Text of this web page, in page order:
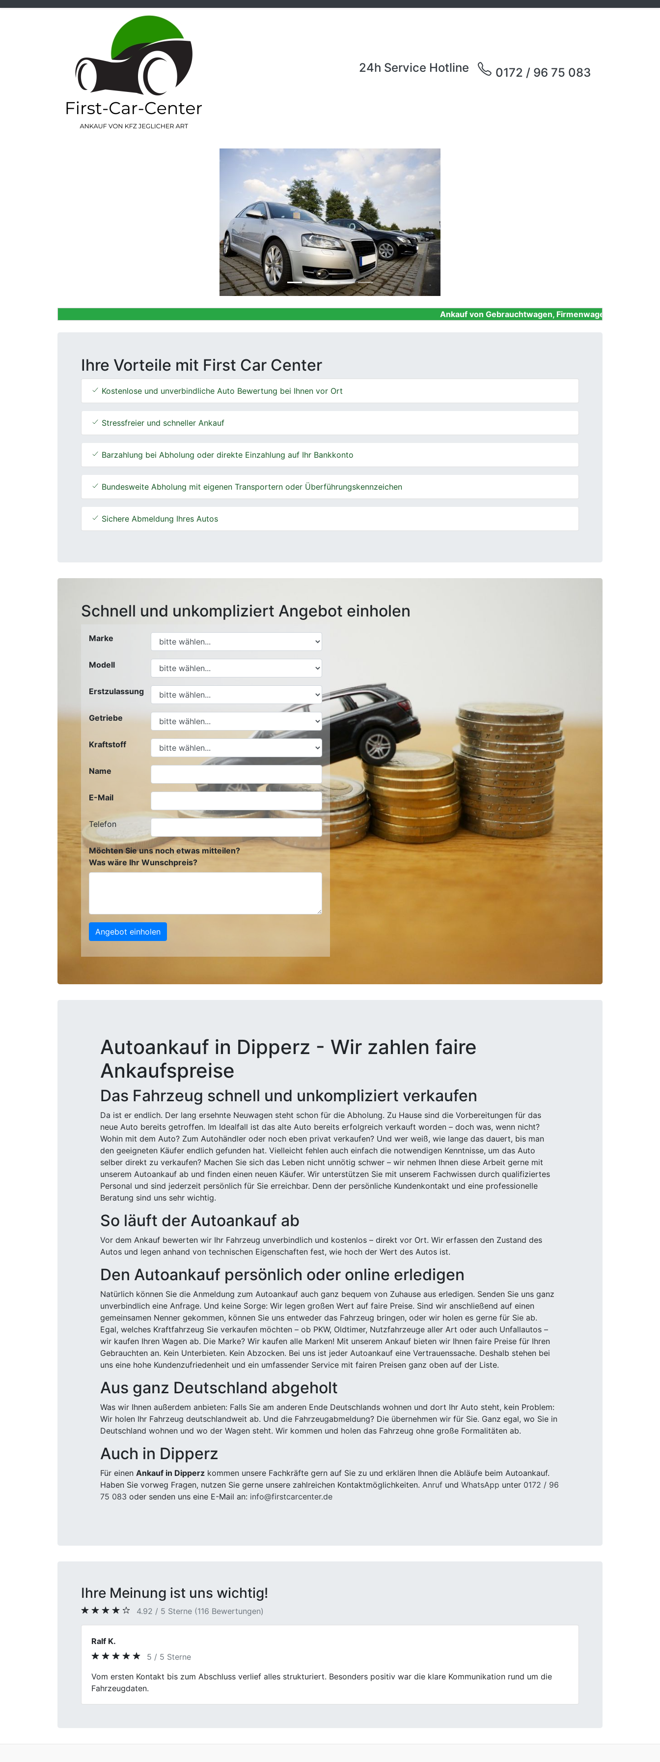
24h Service Hotline 0172 / 96 75 083
Ankauf von Gebrauchtwagen, Firmenwagen, Unfallwagen,
Ihre Vorteile mit First Car Center
Kostenlose und unverbindliche Auto Bewertung bei Ihnen vor Ort
Stressfreier und schneller Ankauf
Barzahlung bei Abholung oder direkte Einzahlung auf Ihr Bankkonto
Bundesweite Abholung mit eigenen Transportern oder Überführungskennzeichen
Sichere Abmeldung Ihres Autos
Schnell und unkompliziert Angebot einholen
Marke
Modell
Erstzulassung
Getriebe
Kraftstoff
Name
E-Mail
Telefon
Möchten Sie uns noch etwas mitteilen?
Was wäre Ihr Wunschpreis?
Angebot einholen
Autoankauf in Dipperz - Wir zahlen faire
Ankaufspreise
Das Fahrzeug schnell und unkompliziert verkaufen
Da ist er endlich. Der lang ersehnte Neuwagen steht schon für die Abholung. Zu Hause sind die Vorbereitungen für das
neue Auto bereits getroffen. Im Idealfall ist das alte Auto bereits erfolgreich verkauft worden – doch was, wenn nicht?
Wohin mit dem Auto? Zum Autohändler oder noch eben privat verkaufen? Und wer weiß, wie lange das dauert, bis man
den geeigneten Käufer endlich gefunden hat. Vielleicht fehlen auch einfach die notwendigen Kenntnisse, um das Auto
selber direkt zu verkaufen? Machen Sie sich das Leben nicht unnötig schwer – wir nehmen Ihnen diese Arbeit gerne mit
unserem Autoankauf ab und finden einen neuen Käufer. Wir unterstützen Sie mit unserem Fachwissen durch qualifiziertes
Personal und sind jederzeit persönlich für Sie erreichbar. Denn der persönliche Kundenkontakt und eine professionelle
Beratung sind uns sehr wichtig.
So läuft der Autoankauf ab
Vor dem Ankauf bewerten wir Ihr Fahrzeug unverbindlich und kostenlos – direkt vor Ort. Wir erfassen den Zustand des
Autos und legen anhand von technischen Eigenschaften fest, wie hoch der Wert des Autos ist.
Den Autoankauf persönlich oder online erledigen
Natürlich können Sie die Anmeldung zum Autoankauf auch ganz bequem von Zuhause aus erledigen. Senden Sie uns ganz
unverbindlich eine Anfrage. Und keine Sorge: Wir legen großen Wert auf faire Preise. Sind wir anschließend auf einen
gemeinsamen Nenner gekommen, können Sie uns entweder das Fahrzeug bringen, oder wir holen es gerne für Sie ab.
Egal, welches Kraftfahrzeug Sie verkaufen möchten – ob PKW, Oldtimer, Nutzfahrzeuge aller Art oder auch Unfallautos –
wir kaufen Ihren Wagen ab. Die Marke? Wir kaufen alle Marken! Mit unserem Ankauf bieten wir Ihnen faire Preise für Ihren
Gebrauchten an. Kein Unterbieten. Kein Abzocken. Bei uns ist jeder Autoankauf eine Vertrauenssache. Deshalb stehen bei
uns eine hohe Kundenzufriedenheit und ein umfassender Service mit fairen Preisen ganz oben auf der Liste.
Aus ganz Deutschland abgeholt
Was wir Ihnen außerdem anbieten: Falls Sie am anderen Ende Deutschlands wohnen und dort Ihr Auto steht, kein Problem:
Wir holen Ihr Fahrzeug deutschlandweit ab. Und die Fahrzeugabmeldung? Die übernehmen wir für Sie. Ganz egal, wo Sie in
Deutschland wohnen und wo der Wagen steht. Wir kommen und holen das Fahrzeug ohne große Formalitäten ab.
Auch in Dipperz
Für einen Ankauf in Dipperz kommen unsere Fachkräfte gern auf Sie zu und erklären Ihnen die Abläufe beim Autoankauf.
Haben Sie vorweg Fragen, nutzen Sie gerne unsere zahlreichen Kontaktmöglichkeiten. Anruf und WhatsApp unter 0172 / 96
75 083 oder senden uns eine E-Mail an: info@firstcarcenter.de
Ihre Meinung ist uns wichtig!
4.92 / 5 Sterne (116 Bewertungen)
Roberto
5 / 5 Sterne
Hat super geklappt, meinen alten Wagen bei First Car Center loszuwerden. Die Abwicklung war unkompliziert und fair.